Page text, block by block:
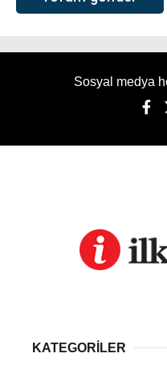
Sosyal medya
KATEGORİLER